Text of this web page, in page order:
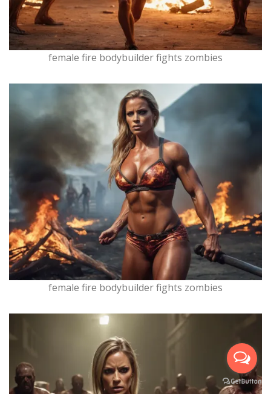
female fire bodybuilder fights zombies
female fire bodybuilder fights zombies